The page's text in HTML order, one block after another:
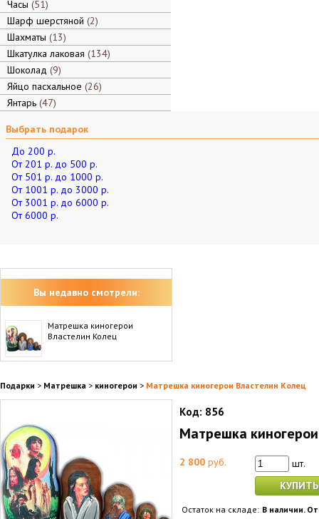
Часы 51
Шарф шерстяной 2
Шахматы 13
Шкатулка лаковая 134
Шоколад 9
Яйцо пасхальное 26
Янтарь 47
Выбрать подарок
До 200 р.
От 201 р. до 500 р.
От 501 р. до 1000 р.
От 1001 р. до 3000 р.
От 3001 р. до 6000 р.
От 6000 р.
Вы недавно смотрели:
Матрешка киногерои
Властелин Колец
Подарки > Матрешка > киногерои > Матрешка киногерои Властелин Колец
Код: 856
Матрешка
2 800 руб.
шт.
Остаток на складе: В наличии.